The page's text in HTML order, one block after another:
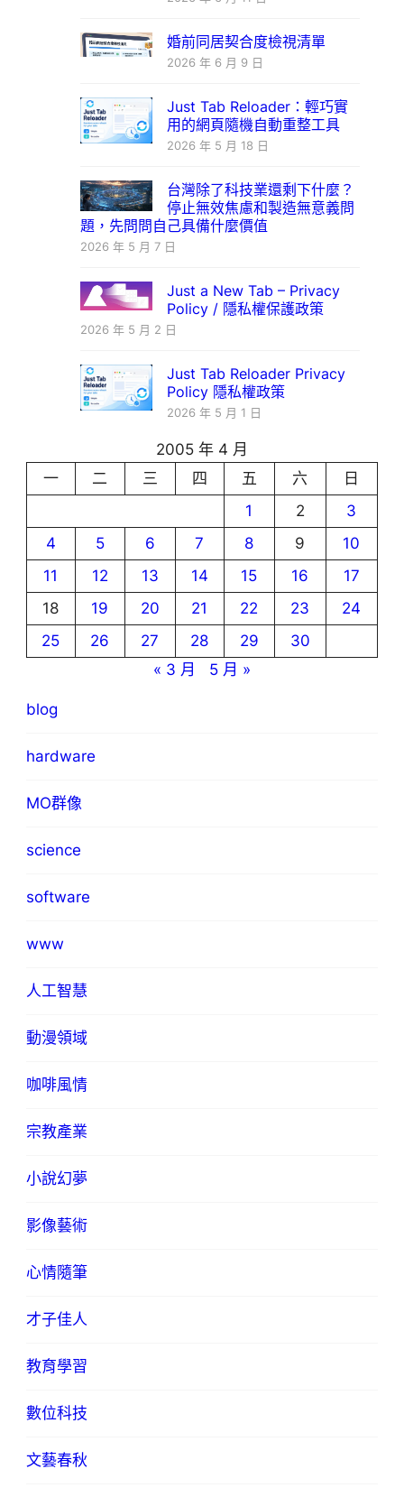
婚前同居契合度檢視清單
2026 年 6 月 9 日
Just Tab Reloader：輕巧實
用的網頁隨機自動重整工具
2026 年 5 月 18 日
台灣除了科技業還剩下什麼？
停止無效焦慮和製造無意義問
題，先問問自己具備什麼價值
2026 年 5 月 7 日
Just a New Tab – Privacy
Policy / 隱私權保護政策
2026 年 5 月 2 日
Just Tab Reloader Privacy
Policy 隱私權政策
2026 年 5 月 1 日
2005 年 4 月
一
二 三 四 五 六
日
1
2
3
4
5 6 7 8 9
10
11
12 13 14 15 16
17
18
19 20 21 22 23
24
25
26 27 28 29
30
« 3 月
5 月 »
blog
hardware
MO群像
science
software
www
人工智慧
動漫領域
咖啡風情
宗教產業
小說幻夢
影像藝術
心情隨筆
才子佳人
教育學習
數位科技
文藝春秋